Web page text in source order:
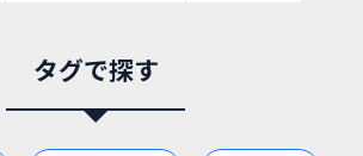
タグで探す